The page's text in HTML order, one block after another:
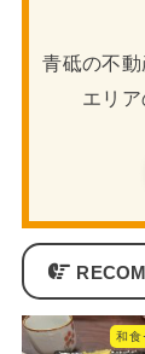
青砥の不
エリ
和食